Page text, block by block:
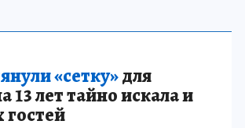
«сетку»для
13 лет тайно искала и
гостей